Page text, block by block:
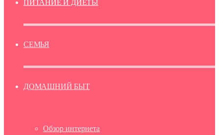
ПИТАНИЕ И ДИЕТЫ
СЕМЬЯ
ДОМАШНИЙ БЫТ
Обзор интернета